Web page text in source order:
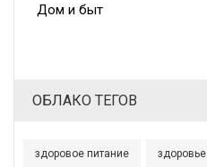
Дом и быт
ОБЛАКО ТЕГОВ
здоровое питание здоровье